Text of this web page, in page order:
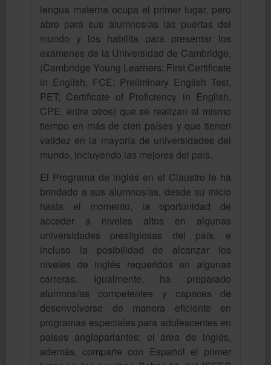
lengua materna ocupa el primer lugar, pero
abre para sus alumnos/as las puertas del
mundo y los habilita para presentar los
exámenes de la Universidad de Cambridge,
(Cambridge Young Learners; First Certificate
in English, FCE; Preliminary English Test,
PET; Certificate of Proficiency in English,
CPE, entre otros) que se realizan al mismo
tiempo en más de cien países y que tienen
validez en la mayoría de universidades del
mundo, incluyendo las mejores del país.
El Programa de inglés en el Claustro le ha
brindado a sus alumnos/as, desde su inicio
hasta el momento, la oportunidad de
acceder a niveles altos en algunas
universidades prestigiosas del país, e
incluso la posibilidad de alcanzar los
niveles de inglés requeridos en algunas
carreras. Igualmente, ha preparado
alumnos/as competentes y capaces de
desenvolverse de manera eficiente en
programas especiales para adolescentes en
países angloparlantes; el área de inglés,
además, comparte con Español el primer